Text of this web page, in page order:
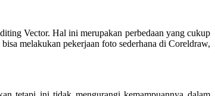
Vector. Hal ini merupakan perbedaan yang cukup
melakukan pekerjaan foto sederhana di Coreldraw,